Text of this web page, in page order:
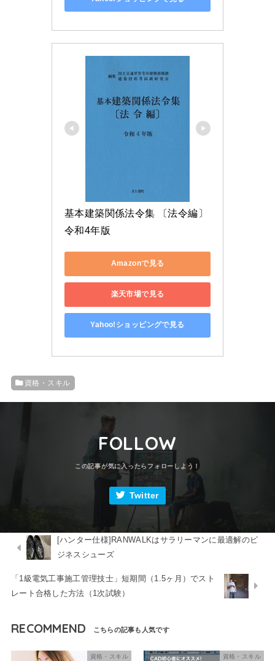
基本建築関係法令集 〔法令編〕
令和4年版
Amazonで見る
楽天市場で見る
Yahoo!ショッピングで見る
資格・スキル
FOLLOW
Twitter
[ハンター仕様]RANWALKはサラリーマンに最適解のビ
ジネスシューズ
「1級電気工事施工管理技士」短期間（1.5ヶ月）でスト
レート合格した方法（1次試験）
RECOMMEND
資格・スキル 資格・スキル